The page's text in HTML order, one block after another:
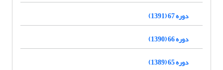
دوره 67 (1391)
دوره 66 (1390)
دوره 65 (1389)